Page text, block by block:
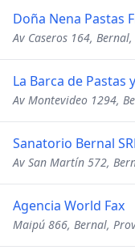
Doña Nena Pastas
Av Caseros 164,
La Barca de Pastas
Av Montevideo 1294,
Sanatorio Bernal
Av San Martín 572,
Agencia World Fax
Maipú 866, Bernal,